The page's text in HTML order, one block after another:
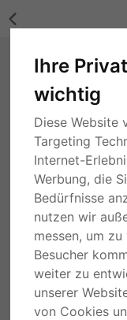
Ihre
wichtig
Diese Website
Targeting
Internet-
Werbung, die
Bedürfnisse
nutzen wir
messen, um
Besucher
weiter zu
unserer
von Cookies
Artemis -
Mischling -